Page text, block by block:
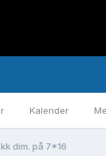
Kalender
dim. på 7*16